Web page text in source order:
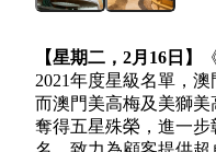
【星期二， 2月 16日 】
2021年度星級名單，
而澳門美高梅及美獅
奪得五星殊榮，進一